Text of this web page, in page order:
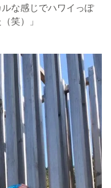
な感じでハワイっぽ
笑）」